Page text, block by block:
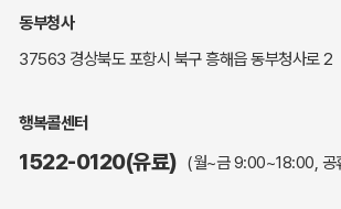
세입세출예산서
업무추진비 공개
주민참여예산제도
동부청사
37563 경상북도 포항시 북구 흥해읍 동부청사로 2
행복콜센터
1522-0120(유료) (월~금 9:00~18:00, 공